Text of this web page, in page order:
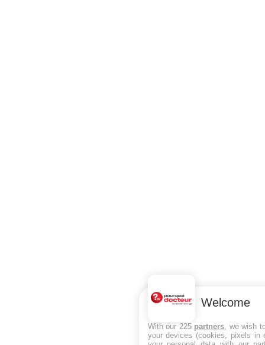
Welcome
With our 225 partners , we wish
your devices (cookies, pixels in